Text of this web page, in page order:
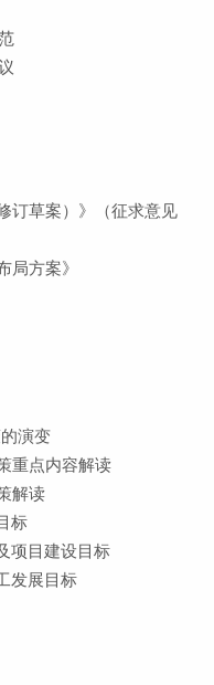
订草案）》（征求意见
局方案》
演变
重点内容解读
解读
标
项目建设目标
发展目标